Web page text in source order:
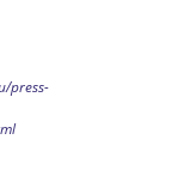
press-